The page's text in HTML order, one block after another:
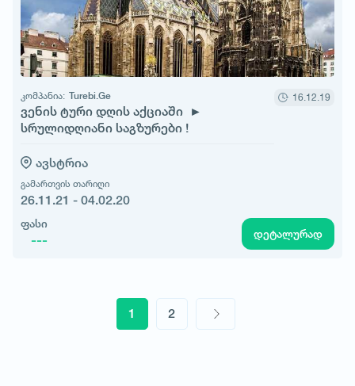
კომპანია: Turebi.Ge
ვენის ტური დღის აქციაში ►
სრულიდღიანი საგზურები !
16.12.19
ავსტრია
გამართვის თარიღი
26.11.21 - 04.02.20
ფასი
--- დეტალურად
1 2